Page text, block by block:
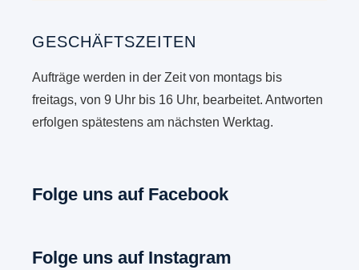
GESCHÄFTSZEITEN
Aufträge werden in der Zeit von montags bis
freitags, von 9 Uhr bis 16 Uhr, bearbeitet. Antworten
erfolgen spätestens am nächsten Werktag.
Folge uns auf Facebook
Folge uns auf Instagram